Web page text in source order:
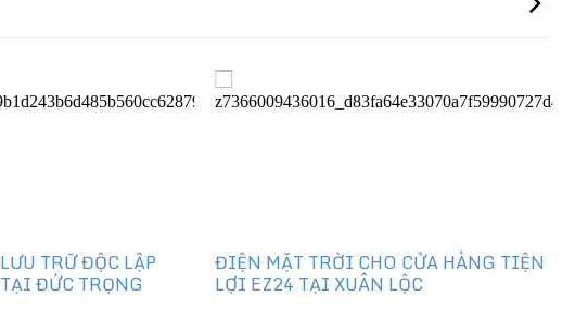
TRỮ ĐỘC LẬP
ĐỨC TRỌNG
ĐIỆN MẶT TRỜI CHO CỬA HÀNG TIỆN
LỢI EZ24 TẠI XUÂN LỘC